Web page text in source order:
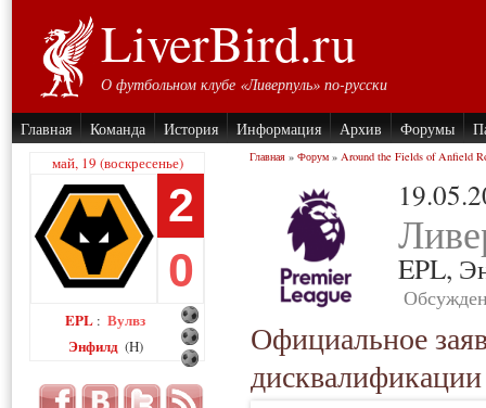
LiverBird.ru
О футбольном клубе «Ливерпуль» по-русски
Главная Команда История Информация Архив Форумы
май, 19 (воскресенье)
2
0
EPL : Вулвз
Энфилд (H)
Главная » Форум » Around the Fields of Anfield
EPL,
Официальное